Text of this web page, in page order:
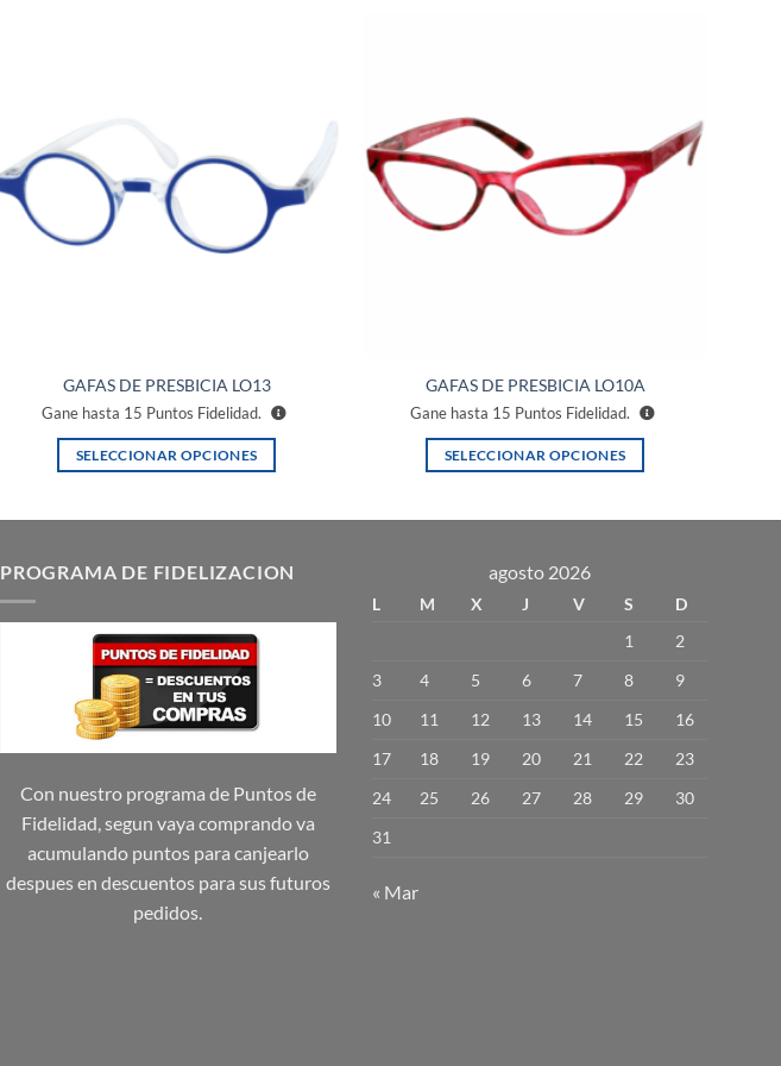
GAFAS DE PRESBICIA LO13
Gane hasta 15 Puntos Fidelidad.
SELECCIONAR OPCIONES
múltiples
Las
opciones
se
pueden
elegir
en
la
de
producto
deseos
GAFAS DE PRESBICIA LO10A
Gane hasta 15 Puntos Fidelidad.
SELECCIONAR OPCIONES
múltiples
variantes.
elegir
en
PROGRAMA DE FIDELIZACION
Con nuestro programa de Puntos de
Fidelidad, segun vaya comprando va
acumulando puntos para canjearlo
despues en descuentos para sus futuros
pedidos.
agosto 2026
L M X J V S
D
1
2
3
4 5 6 7 8
9
10
11 12 13 14 15
16
17
18 19 20 21 22
23
24
25 26 27 28 29
30
31
« Mar